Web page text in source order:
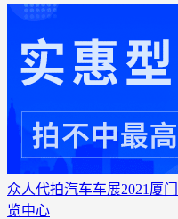
众人代拍汽车车展2021厦
览中心